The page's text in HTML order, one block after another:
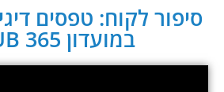
סיפור לקוח: טפסים
במועדון CLUB 365: